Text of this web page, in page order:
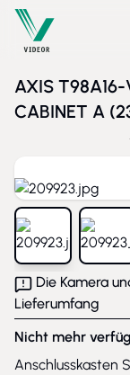
Direkt zum Inhalt
AXIS T98A16-
CABINET A
Nicht mehr
Anschlusskasten
View larger
Die Kamera
Lieferumfang